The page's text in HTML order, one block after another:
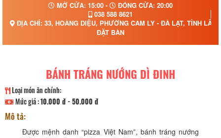
MỞ CỬA: 15:00 -
ĐÓNG CỬA: 20:00
038 588 8621
ĐỊA CHỈ: 33, HOÀNG DIỆU, PHƯỜNG CAM LY - ĐÀ LẠT, TỈNH LÂM
ĐẶT BÀN
BÁNH TRÁNG NƯỚNG DÌ ĐINH
Loại món ăn chính:
Mức giá :10.000 đ - 50.000 đ
Mô tả:
Được mệnh danh “pizza Việt Nam”, bánh tráng nướng